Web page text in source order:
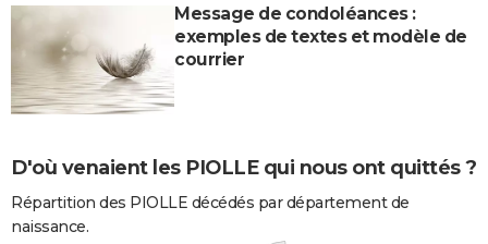
Message de condoléances :
exemples de textes et modèle de
courrier
D'où venaient les PIOLLE qui nous ont quittés ?
Répartition des PIOLLE décédés par département de
naissance.